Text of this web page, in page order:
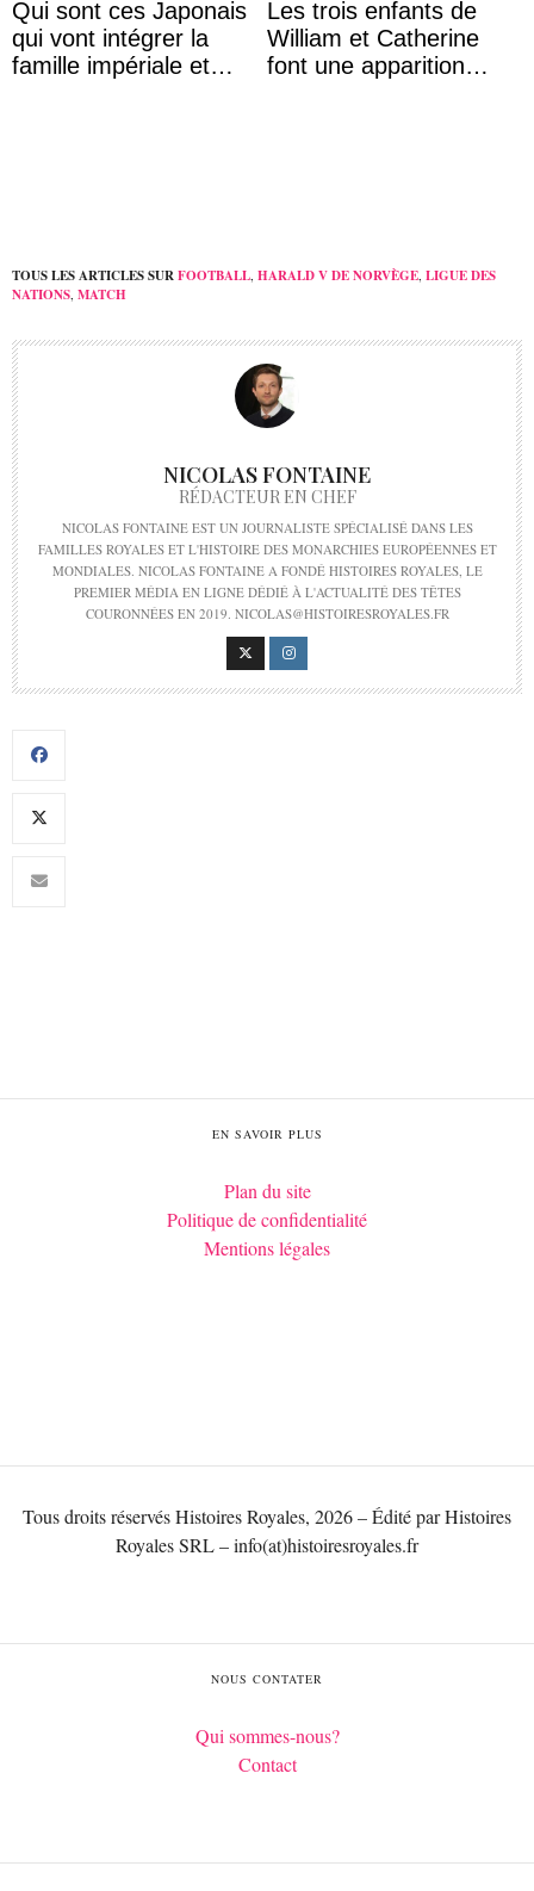
Qui sont ces Japonais
qui vont intégrer la
famille impériale et
Les trois enfants de
William et Catherine
font une apparition
TOUS LES ARTICLES SURFOOTBALL HARALD V DE NORVÈGE LIGUE DES
NATIONS MATCH
NICOLAS FONTAINE
RÉDACTEUR EN CHEF
NICOLAS FONTAINE EST UN JOURNALISTE SPÉCIALISÉ DANS LES
FAMILLES ROYALES ET L'HISTOIRE DES MONARCHIES EUROPÉENNES ET
MONDIALES. NICOLAS FONTAINE A FONDÉ HISTOIRES ROYALES, LE
PREMIER MÉDIA EN LIGNE DÉDIÉ À L'ACTUALITÉ DES TÊTES
COURONNÉES EN 2019. NICOLAS@HISTOIRESROYALES.FR
EN SAVOIR PLUS
Plan du site
Politique de confidentialité
Mentions légales
Tous droits réservés Histoires Royales, 2026 – Édité par Histoires
Royales SRL – info(at)histoiresroyales.fr
NOUS CONTATER
Qui sommes-nous?
Contact